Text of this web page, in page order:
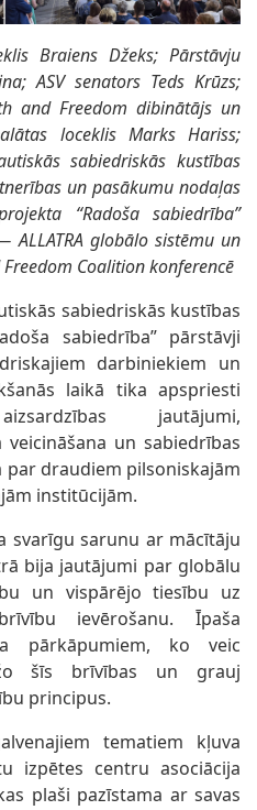
Braiens Džeks; Pārstāvju
ASV senators Teds Krūzs;
and Freedom dibinātājs un
loceklis Marks Hariss;
sabiedriskās kustības
un pasākumu nodaļas
“Radoša sabiedrība”
ALLATRA globālo sistēmu un
Coalition konferencē
sabiedriskās kustības
sabiedrība” pārstāvji
darbiniekiem un
laikā tika apspriesti
jautājumi,
un sabiedrības
draudiem pilsoniskajām
institūcijām.
svarīgu sarunu ar mācītāju
bija jautājumi par globālu
un vispārējo tiesību uz
ievērošanu. Īpaša
pārkāpumiem, ko veic
šīs brīvības un grauj
principus.
tematiem kļuva
izpētes centru asociācija
plaši pazīstama ar savas